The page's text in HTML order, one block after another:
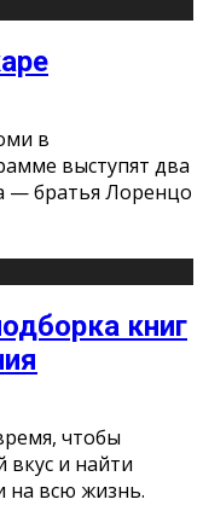
в
выступят два
— братья Лоренцо
книг
чтобы
и найти
на всю жизнь.